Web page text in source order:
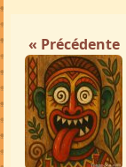
« Précédente